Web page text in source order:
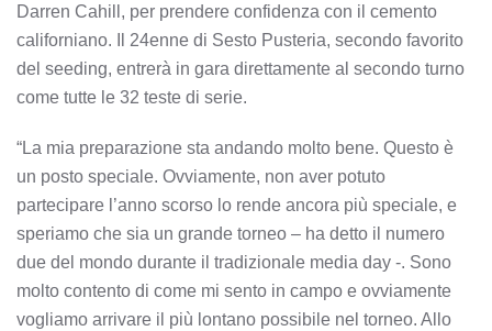
Darren Cahill, per prendere confidenza con il cemento
californiano. Il 24enne di Sesto Pusteria, secondo favorito
del seeding, entrerà in gara direttamente al secondo turno
come tutte le 32 teste di serie.
“La mia preparazione sta andando molto bene. Questo è
un posto speciale. Ovviamente, non aver potuto
partecipare l’anno scorso lo rende ancora più speciale, e
speriamo che sia un grande torneo – ha detto il numero
due del mondo durante il tradizionale media day -. Sono
molto contento di come mi sento in campo e ovviamente
vogliamo arrivare il più lontano possibile nel torneo. Allo